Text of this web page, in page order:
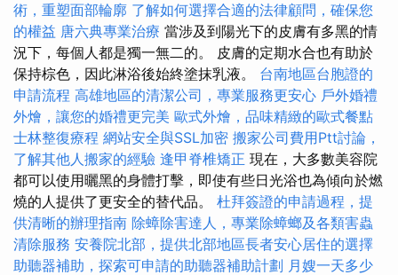
術，重塑面部輪廓 了解如何選擇合適的法律顧問，確保您
的權益 唐六典專業治療 當涉及到陽光下的皮膚有多黑的情
況下，每個人都是獨一無二的。 皮膚的定期水合也有助於
保持棕色，因此淋浴後始終塗抹乳液。 台南地區台胞證的
申請流程 高雄地區的清潔公司，專業服務更安心 戶外婚禮
外燴，讓您的婚禮更完美 歐式外燴，品味精緻的歐式餐點
士林整復療程 網站安全與SSL加密 搬家公司費用Ptt討論，
了解其他人搬家的經驗 逢甲脊椎矯正 現在，大多數美容院
都可以使用曬黑的身體打擊，即使有些日光浴也為傾向於燃
燒的人提供了更安全的替代品。 杜拜簽證的申請過程，提
供清晰的辦理指南 除蟑除害達人，專業除蟑螂及各類害蟲
清除服務 安養院北部，提供北部地區長者安心居住的選擇
助聽器補助，探索可申請的助聽器補助計劃 月嫂一天多少